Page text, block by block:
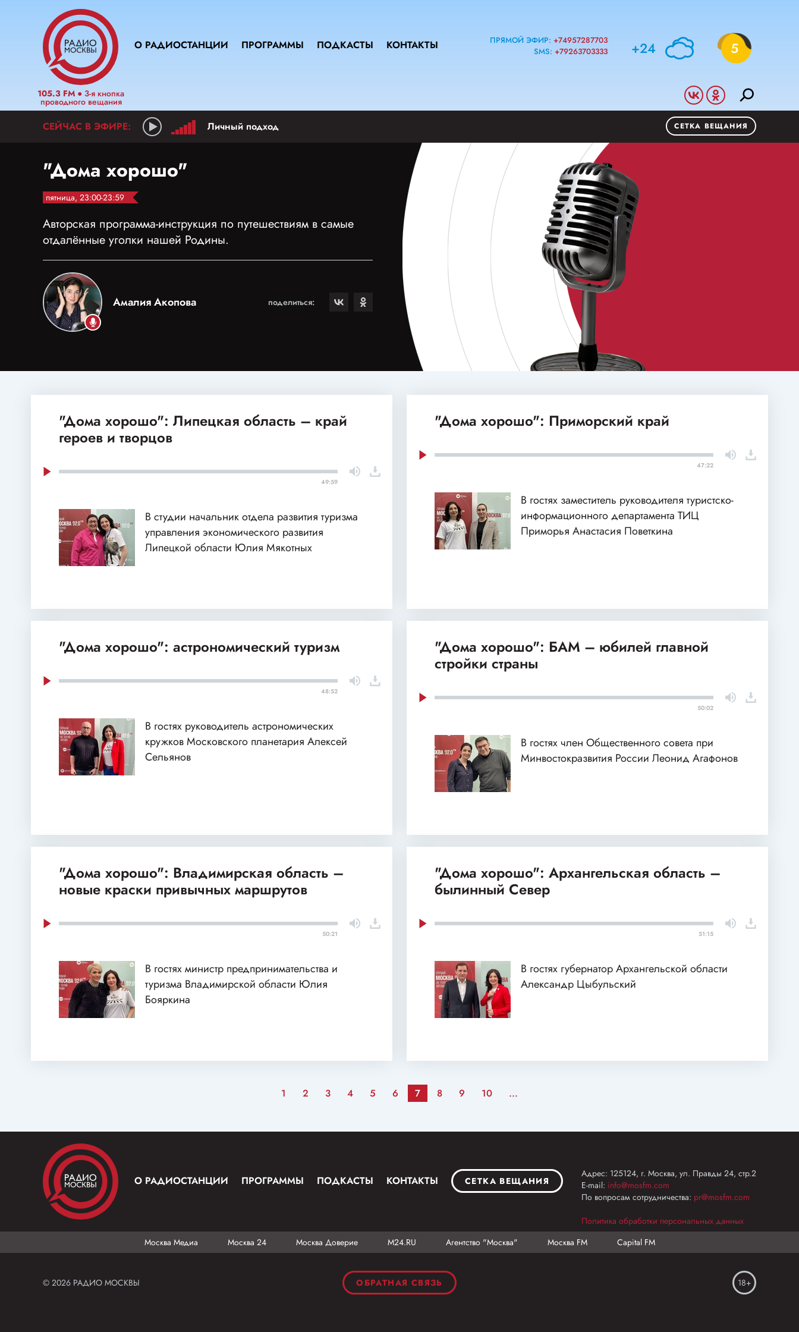
105.3 FM ● 3-я кнопка
проводного вещания
О РАДИОСТАНЦИИ ПРОГРАММЫ ПОДКАСТЫ КОНТАКТЫ ПРЯМОЙ ЭФИР: +74957287703
SMS: +79263703333 +24 5
Личный подход СЕТКА ВЕЩАНИЯ
"Дома хорошо"
пятница, 23:00-23:59
Авторская программа-инструкция по путешествиям в самые
отдалённые уголки нашей Родины.
Амалия Акопова поделиться:
"Дома хорошо": Липецкая область – край
героев и творцов
49:59
В студии начальник отдела развития туризма
управления экономического развития
Липецкой области Юлия Мякотных
"Дома хорошо": Приморский край
47:22
В гостях заместитель руководителя туристско-
информационного департамента ТИЦ
Приморья Анастасия Поветкина
"Дома хорошо": астрономический туризм
48:52
В гостях руководитель астрономических
кружков Московского планетария Алексей
Сельянов
"Дома хорошо": БАМ – юбилей главной
стройки страны
50:02
В гостях член Общественного совета при
Минвостокразвития России Леонид Агафонов
"Дома хорошо": Владимирская область –
новые краски привычных маршрутов
50:21
В гостях министр предпринимательства и
туризма Владимирской области Юлия
Бояркина
"Дома хорошо": Архангельская область –
былинный Север
51:15
В гостях губернатор Архангельской области
Александр Цыбульский
1 2 3 4 5 6 7 8 9 10 ...
О РАДИОСТАНЦИИ ПРОГРАММЫ ПОДКАСТЫ КОНТАКТЫ СЕТКА ВЕЩАНИЯ
Адрес: 125124, г. Москва, ул. Правды 24, стр.2
E-mail: info@mosfm.com
По вопросам сотрудничества: pr@mosfm.com
Политика обработки персональных данных
Москва Медиа
Москва 24 Москва Доверие М24.RU Агентство "Москва" Москва FM Capital FM
© 2026 РАДИО МОСКВЫ ОБРАТНАЯ СВЯЗЬ 18+